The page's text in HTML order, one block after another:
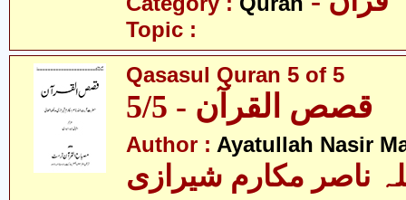
Topic :
Qasasul Quran 5 of 5
قصص القرآن - 5/5
Author : Ayatullah Nasir
ناصر مکارم شیرازی